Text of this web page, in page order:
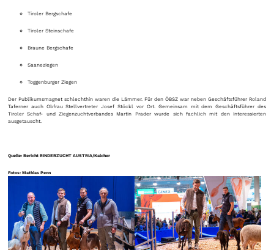
Tiroler Bergschafe
Tiroler Steinschafe
Braune Bergschafe
Saaneziegen
Toggenburger Ziegen
Der Publikumsmagnet schlechthin waren die Lämmer. Für den ÖBSZ war neben Geschäftsführer Roland
Taferner auch Obfrau Stellvertreter Josef Stöckl vor Ort. Gemeinsam mit dem Geschäftsführer des
Tiroler Schaf- und Ziegenzuchtverbandes Martin Prader wurde sich fachlich mit den Interessierten
ausgetauscht.
Quelle: Bericht RINDERZUCHT AUSTRIA/Kalcher
Fotos: Mathias Penn